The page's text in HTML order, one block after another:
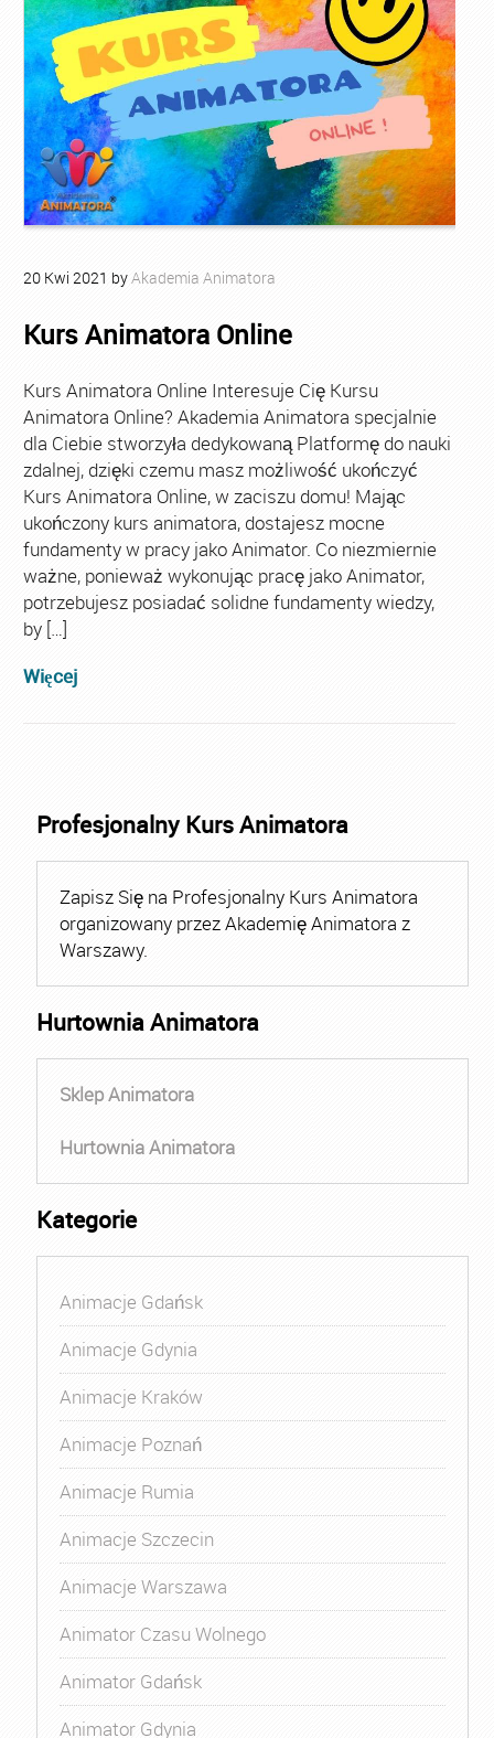
20 Kwi 2021 byAkademia Animatora
Kurs Animatora Online
Kurs Animatora Online Interesuje Cię Kursu
Animatora Online? Akademia Animatora specjalnie
dla Ciebie stworzyła dedykowaną Platformę do nauki
zdalnej, dzięki czemu masz możliwość ukończyć
Kurs Animatora Online, w zaciszu domu! Mając
ukończony kurs animatora, dostajesz mocne
fundamenty w pracy jako Animator. Co niezmiernie
ważne, ponieważ wykonując pracę jako Animator,
potrzebujesz posiadać solidne fundamenty wiedzy,
by […]
Więcej
Profesjonalny Kurs Animatora
Zapisz Się na Profesjonalny Kurs Animatora
organizowany przez Akademię Animatora z
Warszawy.
Hurtownia Animatora
Sklep Animatora
Hurtownia Animatora
Kategorie
Animacje Gdańsk
Animacje Gdynia
Animacje Kraków
Animacje Poznań
Animacje Rumia
Animacje Szczecin
Animacje Warszawa
Animator Czasu Wolnego
Animator Gdańsk
Animator Gdynia